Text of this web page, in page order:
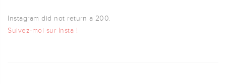
Instagram did not return a 200.
Suivez-moi sur Insta !